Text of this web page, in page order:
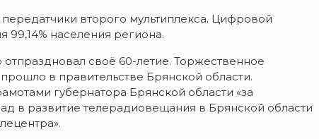
второго мультиплекса. Цифровой
99,14% населения региона.
своё 60-летие. Торжественное
в правительстве Брянской области.
губернатора Брянской области «за
в развитие телерадиовещания в Брянской области